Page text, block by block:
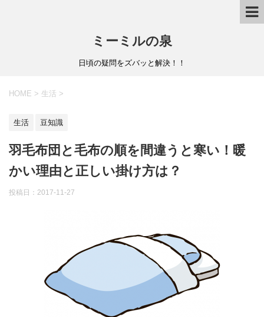
ミーミルの泉
日頃の疑問をズバッと解決！！
HOME > 生活 >
生活 豆知識
羽毛布団と毛布の順を間違うと寒い！暖
かい理由と正しい掛け方は？
投稿日： 2017-11-27